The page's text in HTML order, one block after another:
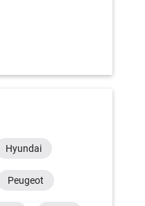
Hyundai
Peugeot